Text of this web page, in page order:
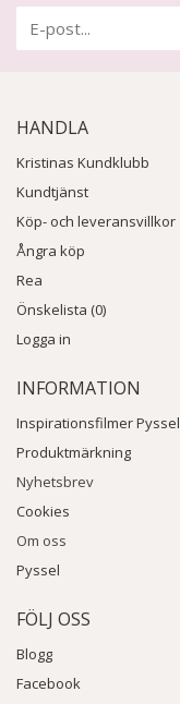
HANDLA
Kristinas Kundklubb
Kundtjänst
Köp- och leveransvillkor
Ångra köp
Rea
Önskelista (0)
Logga in
INFORMATION
Inspirationsfilmer Pyssel
Produktmärkning
Nyhetsbrev
Cookies
Om oss
Pyssel
FÖLJ OSS
Blogg
Facebook